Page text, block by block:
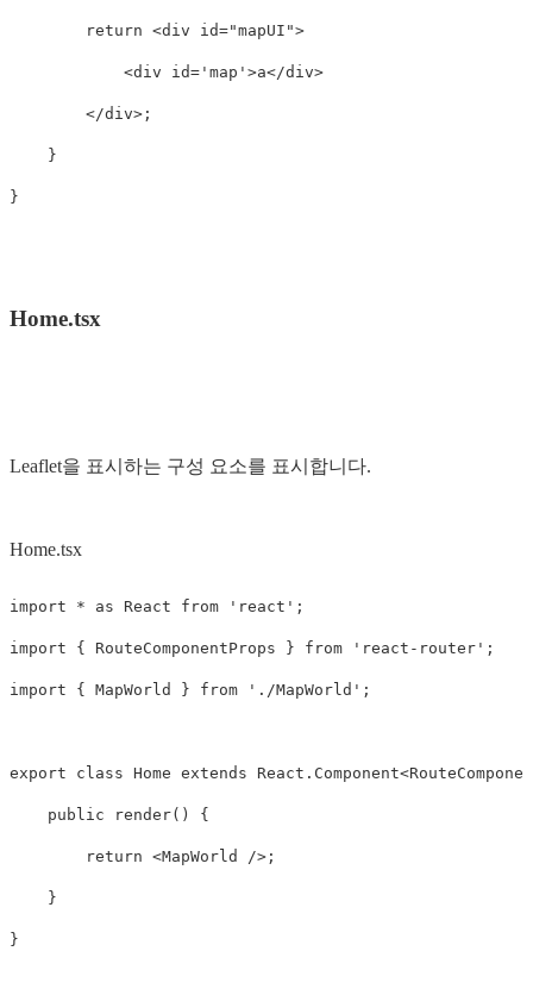
return <div id="mapUI ">
<div id= ' map ' >a</div
</div>
}
}
Home.tsx
Leaflet을 표시하는 구성 요소를 표시합니다.
Home.tsx
import * as React from ' react ' ;
import { RouteComponentProps } from ' react-router ' ;
import { MapWorld } from ' ./MapWorld ' ;
export class Home extends React . Component<
public render() {
return <MapWorld /> ;
}
}